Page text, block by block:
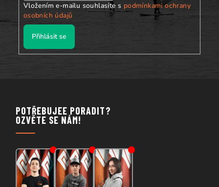
Vložením e-mailu souhlasíte s podmínkami ochrany
osobních údajů
Přihlásit se
POTŘEBUJEE PORADIT?
OZVĚTE SE NÁM!